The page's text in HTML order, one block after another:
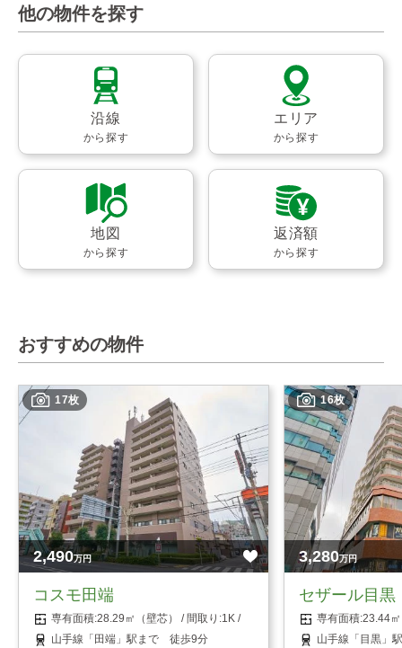
他の物件を探す
沿線
から探す
エリア
から探す
地図
から探す
返済額
から探す
おすすめの物件
17枚
2,490万円
コスモ田端
28.29㎡（壁芯）
1K
山手線「田端」駅まで 徒歩9分
16枚
3,280万円
セザール目黒
23.44
山手線「目黒」